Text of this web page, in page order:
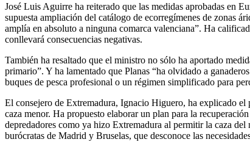
José Luis Aguirre ha reiterado que las medidas aprobadas en
supuesta ampliación del catálogo de ecorregímenes de zonas
amplía en absoluto a ninguna comarca valenciana”. Ha
conllevará consecuencias negativas.
También ha resaltado que el ministro no sólo ha aportado
primario”. Y ha lamentado que Planas “ha olvidado a
buques de pesca profesional o un régimen simplificado para
El consejero de Extremadura, Ignacio Higuero, ha explicado el
caza menor. Ha propuesto elaborar un plan para la
depredadores como ya hizo Extremadura al permitir la caza
burócratas de Madrid y Bruselas, que desconoce las